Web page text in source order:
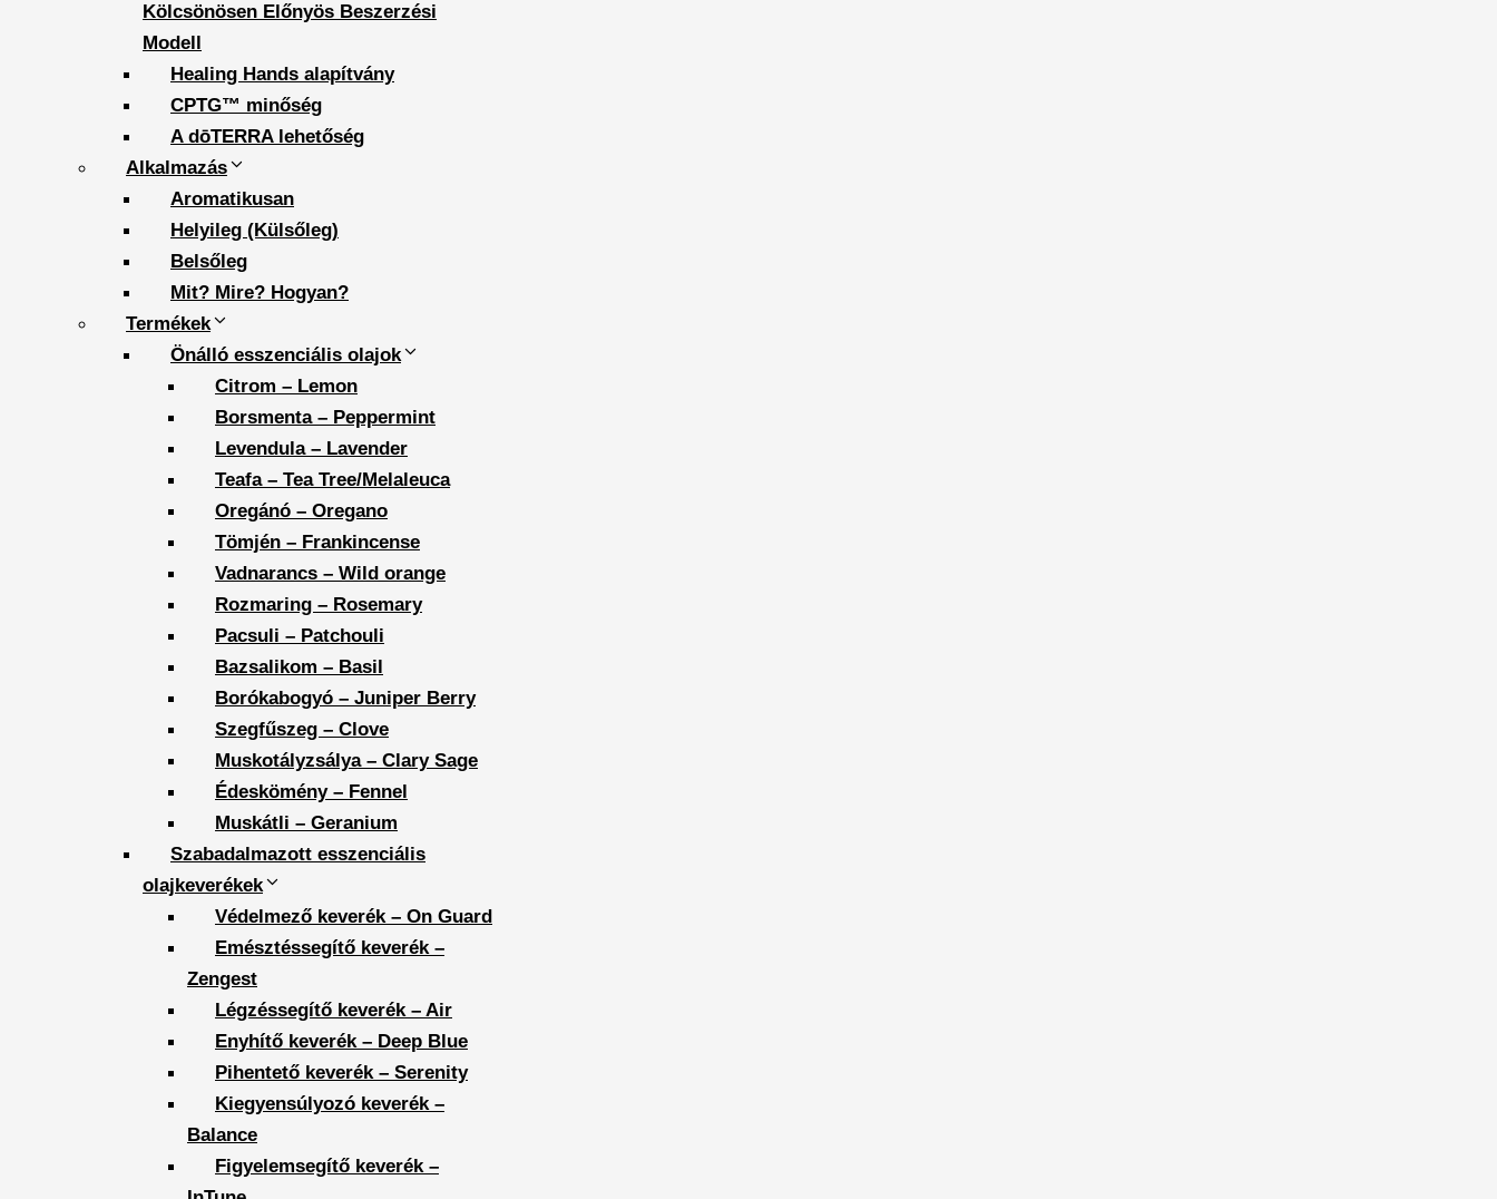
Kölcsönösen Előnyös Beszerzési
Modell
Healing Hands alapítvány
CPTG™ minőség
A dōTERRA lehetőség
Alkalmazás
Aromatikusan
Helyileg (Külsőleg)
Belsőleg
Mit? Mire? Hogyan?
Termékek
Önálló esszenciális olajok
Citrom – Lemon
Borsmenta – Peppermint
Levendula – Lavender
Teafa – Tea Tree/Melaleuca
Oregánó – Oregano
Tömjén – Frankincense
Vadnarancs – Wild orange
Rozmaring – Rosemary
Pacsuli – Patchouli
Bazsalikom – Basil
Borókabogyó – Juniper Berry
Szegfűszeg – Clove
Muskotályzsálya – Clary Sage
Édeskömény – Fennel
Muskátli – Geranium
Szabadalmazott esszenciális
olajkeverékek
Védelmező keverék – On Guard
Emésztéssegítő keverék –
Zengest
Légzéssegítő keverék – Air
Enyhítő keverék – Deep Blue
Pihentető keverék – Serenity
Kiegyensúlyozó keverék –
Balance
Figyelemsegítő keverék –